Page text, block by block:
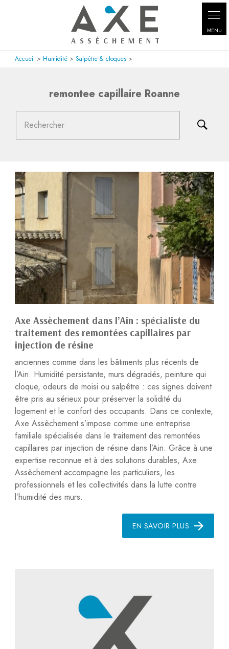
Accueil > Humidité >Salpêtre & cloques >
remontee capillaire Roanne
Rechercher
Axe Assèchement dans l’Ain : spécialiste du
traitement des remontées capillaires par
injection de résine
anciennes comme dans les bâtiments plus récents de
l’Ain. Humidité persistante, murs dégradés, peinture qui
cloque, odeurs de moisi ou salpêtre : ces signes doivent
être pris au sérieux pour préserver la solidité du
logement et le confort des occupants. Dans ce contexte,
Axe Assèchement s’impose comme une entreprise
familiale spécialisée dans le traitement des remontées
capillaires par injection de résine dans l’Ain. Grâce à une
expertise reconnue et à des solutions durables, Axe
Assèchement accompagne les particuliers, les
professionnels et les collectivités dans la lutte contre
l’humidité des murs.
EN SAVOIR PLUS
Panneau de gestion des cookies